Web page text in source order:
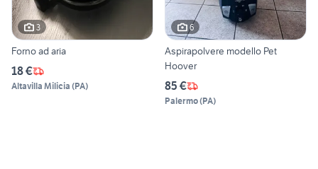
3
Forno ad aria
18 €
Altavilla Milicia (PA)
6
Aspirapolvere modello Pet
Hoover
85 €
Palermo(PA)